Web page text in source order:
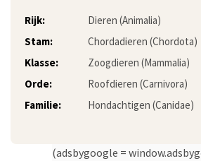
Rijk:
Dieren (Animalia)
Stam:
Chordadieren (Chordota)
Klasse:
Zoogdieren (Mammalia)
Orde:
Roofdieren (Carnivora)
Familie:
Hondachtigen (Canidae)
(adsbygoogle =